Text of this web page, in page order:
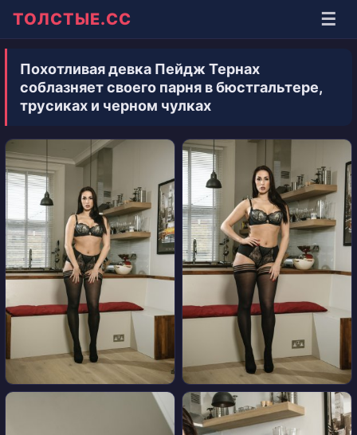
ТОЛСТЫЕ.СС ☰
Похотливая девка Пейдж Тернах
соблазняет своего парня в бюстгальтере,
трусиках и черном чулках